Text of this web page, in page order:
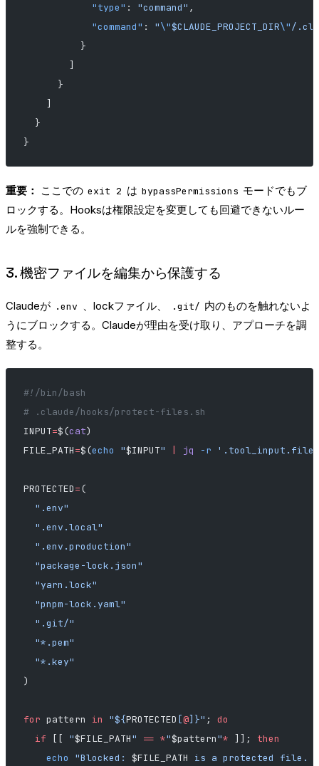
            "type"
: "command" ,
            "command"
: "\"$CLAUDE_PROJECT_DIR\"/
          }
        ]
      }
    ]
  }
}
重要： ここでの exit 2 は bypassPermissions モードでもブ
ロックする。Hooksは権限設定を変更しても回避できないルー
ルを強制できる。
3. 機密ファイルを編集から保護する
Claudeが .env 、lockファイル、 .git/ 内のものを触れないよ
うにブロックする。Claudeが理由を受け取り、アプローチを調
整する。
#!/bin/bash
# .claude/hooks/protect-files.sh
INPUT=$(cat)
FILE_PATH=$(echo "$INPUT" jq -r
PROTECTED=(
  ".env"
  ".env.local"
  ".env.production"
  "package-lock.json"
  "yarn.lock"
  "pnpm-lock.yaml"
  ".git/"
  "*.pem"
  "*.key"
)
for pattern in "${PROTECTED [@]}" ; do
  if
[[ "$FILE_PATH" == *"$pattern"* ]]; then
    echo
"Blocked: $FILE_PATH
is a protected file.